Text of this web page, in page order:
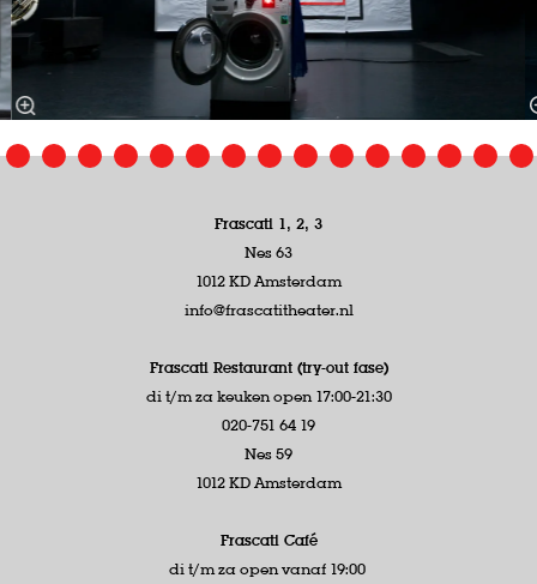
Frascati 1, 2, 3
Nes 63
1012 KD Amsterdam
info@frascatitheater.nl
Frascati Restaurant (try-out fase)
di t/m za keuken open 17:00-21:30
020-751 64 19
Nes 59
1012 KD Amsterdam
Frascati Café
di t/m za open vanaf 19:00